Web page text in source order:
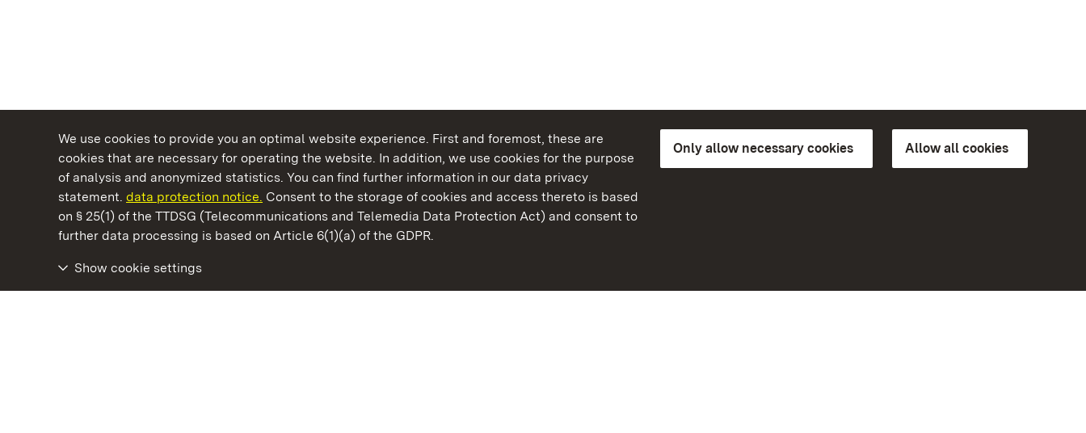
We use cookies to provide you an optimal website experience. First and foremost, these are
cookies that are necessary for operating the website. In addition, we use cookies for the purpose
of analysis and anonymized statistics. You can find further information in our data privacy
statement. data protection notice. Consent to the storage of cookies and access thereto is based
on § 25(1) of the TTDSG (Telecommunications and Telemedia Data Protection Act) and consent to
further data processing is based on Article 6(1)(a) of the GDPR.
Only allow necessary cookies Allow all cookies
Show cookie settings
State Palaces and Gardens of Baden-Wuerttemberg
Baden-Wuerttemberg